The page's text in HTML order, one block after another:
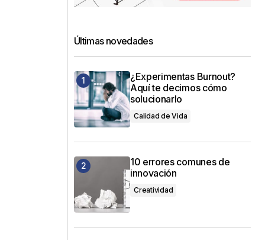
Últimas novedades
¿Experimentas Burnout?
Aquí te decimos cómo
solucionarlo
Calidad de Vida
10 errores comunes de
innovación
Creatividad